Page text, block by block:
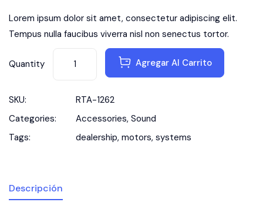
puntuaciones
de
Lorem ipsum dolor sit amet, consectetur adipiscing elit.
Tempus nulla faucibus viverra nisl non senectus tortor.
Quantity Agregar Al Carrito
SKU:
RTA-1262
Categories:
Accessories, Sound
Tags:
dealership, motors, systems
Descripción